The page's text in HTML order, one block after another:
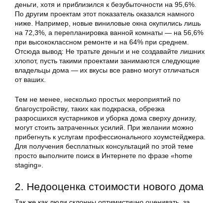
деньги, хотя и приблизился к безубыточности на 95,6%.
По другим проектам этот показатель оказался намного
ниже. Например, новые виниловые окна окупились лишь
на 72,3%, а перепланировка ванной комнаты — на 56,6%
при высококлассном ремонте и на 64% при среднем.
Отсюда вывод: Не тратьте деньги и не создавайте лишних
хлопот, пусть такими проектами занимаются следующие
владельцы дома — их вкусы все равно могут отличаться
от ваших.
Тем не менее, несколько простых мероприятий по
благоустройству, таких как подкраска, обрезка
разросшихся кустарников и уборка дома сверху донизу,
могут стоить затраченных усилий. При желании можно
прибегнуть к услугам профессионального хоумстейджера.
Для получения бесплатных консультаций по этой теме
просто выполните поиск в Интернете по фразе «home
staging».
2. Недооценка стоимости нового дома